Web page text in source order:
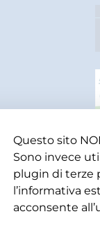
Questo sito
Sono invece
plugin di terze
l’informativa
acconsente